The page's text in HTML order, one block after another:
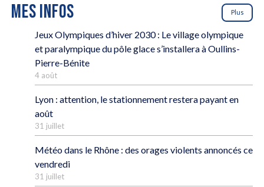
MES INFOS Plus
Jeux Olympiques d’hiver 2030 : Le village olympique
et paralympique du pôle glace s’installera à Oullins-
Pierre-Bénite
4 août
Lyon : attention, le stationnement restera payant en
août
31 juillet
Météo dans le Rhône : des orages violents annoncés ce
vendredi
31 juillet